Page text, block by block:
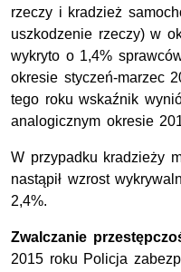
rzeczy i kradzież
uszkodzenie rzeczy) w
wykryto o 1,4%
okresie styczeń-marzec
tego roku wskaźnik
analogicznym okresie
W przypadku kradzieży
nastąpił wzrost
2,4%.
Zwalczanie
2015 roku Policja